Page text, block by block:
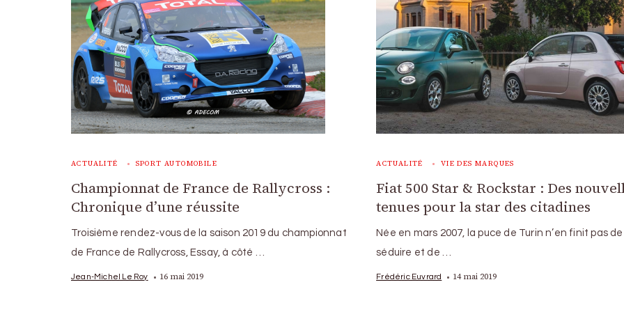
ACTUALITÉ SPORT AUTOMOBILE
Championnat de France de Rallycross :
Chronique d’une réussite
Troisième rendez-vous de la saison 2019 du championnat
de France de Rallycross, Essay, à côté …
Jean-Michel Le Roy 16 mai 2019
ACTUALITÉ VIE DES MARQUES
Fiat 500 Star & Rockstar : Des
tenues pour la star des citadines
Née en mars 2007, la puce de Turin n’en finit pas de
séduire et de …
Frédéric Euvrard 14 mai 2019